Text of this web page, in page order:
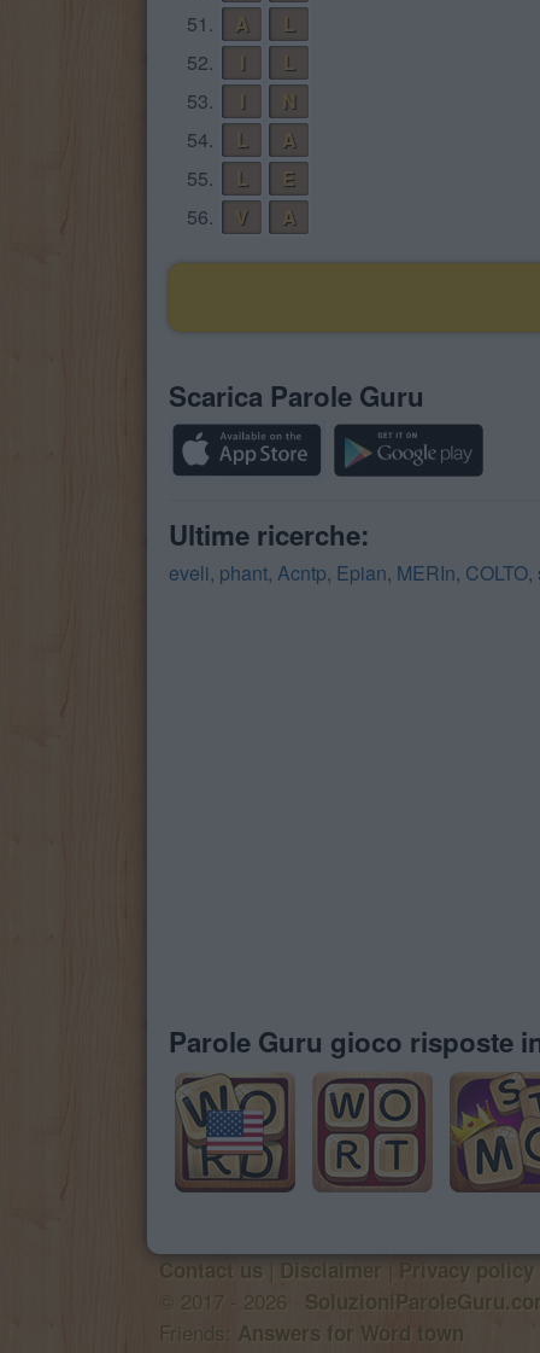
51.
A
L
52.
L
53.
N
54.
L
A
55.
L
E
56.
V A
Scarica Parole Guru
Ultime ricerche:
eveli, phant, Acntp, Epian, MERIn, COLTO,
Parole Guru gioco risposte
Contact us Disclaimer Privacy policy
© 2017 - 2026 ·
Friends: Answers for Word town